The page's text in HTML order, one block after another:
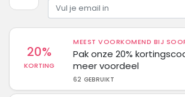
20%
KORTING
MEEST VOORKOMEND BIJ
Pak onze 20%
meer voordeel
62 GEBRUIKT